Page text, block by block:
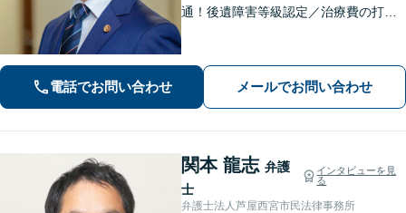
通！後遺障害等級認定／治療費の打ち
調停、裁判などお任せください【初回
相談無料】
電話でお問い合わせ メールでお問い合わせ
関本 龍志 弁護
士
インタビューを見
る
弁護士法人芦屋西宮市民法律事務所